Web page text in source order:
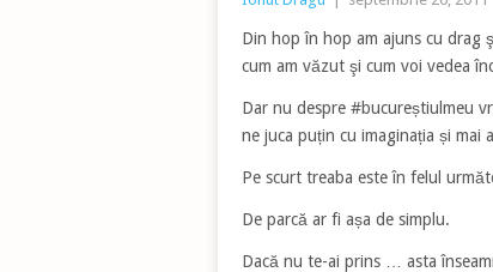
Din hop în hop am ajuns cu drag
cum am văzut şi cum voi vedea
Dar nu despre #bucureștiulmeu
ne juca puțin cu imaginația și mai
Pe scurt treaba este în felul
De parcă ar fi așa de simplu.
Dacă nu te-ai prins … asta